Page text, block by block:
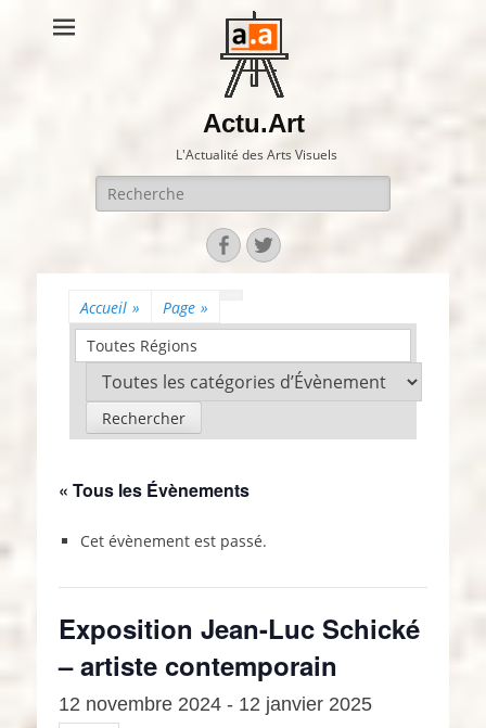
Actu.Art
L'Actualité des Arts Visuels
Recherche
pour:
Facebook
Twitter
Accueil » Page »
Toutes Régions
« Tous les Évènements
Cet évènement est passé.
Exposition Jean-Luc Schické
– artiste contemporain
12 novembre 2024 - 12 janvier 2025